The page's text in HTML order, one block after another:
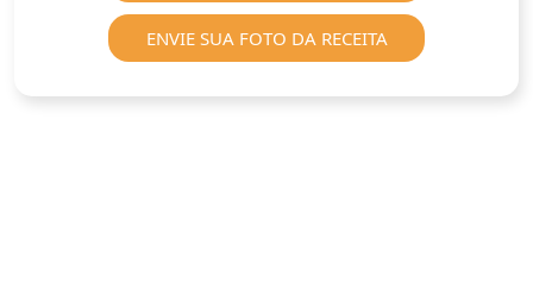
ENVIE SUA FOTO DA RECEITA